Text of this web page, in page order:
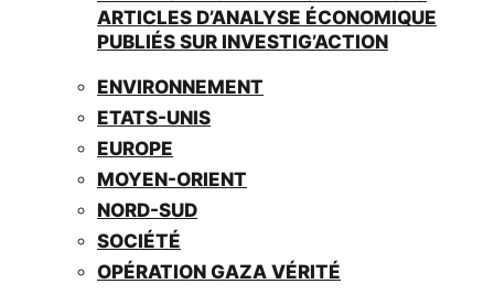
ARTICLES D’ANALYSE ÉCONOMIQUE
PUBLIÉS SUR INVESTIG’ACTION
ENVIRONNEMENT
ETATS-UNIS
EUROPE
MOYEN-ORIENT
NORD-SUD
SOCIÉTÉ
OPÉRATION GAZA VÉRITÉ